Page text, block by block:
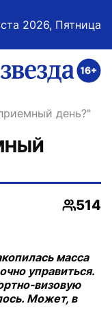
2026, Пятница
главную
приемный день?"
514
масса
управиться.
визовую
Может, в